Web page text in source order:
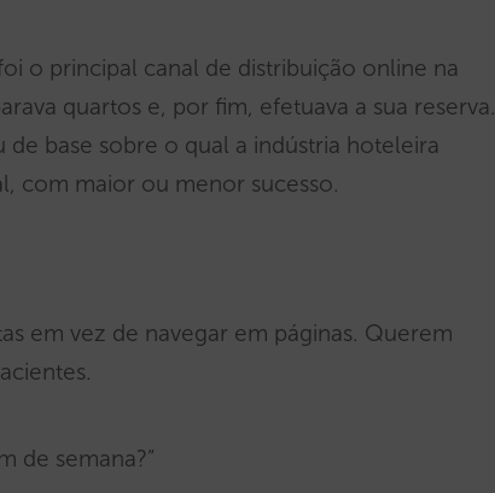
o principal canal de distribuição online na
quartos e, por fim, efetuava a sua reserva.
base sobre o qual a indústria hoteleira
com maior ou menor sucesso.
em vez de navegar em páginas. Querem
de semana?”